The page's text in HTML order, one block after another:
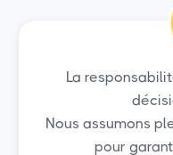
La
Nous assumons
pour